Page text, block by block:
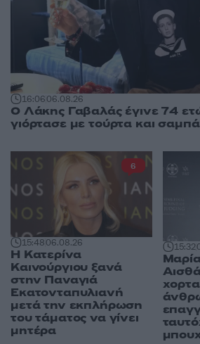
16:0606.08.26
Ο Λάκης Γαβαλάς έγινε 74
γιόρτασε με τούρτα και
15:4806.08.26
Η Κατερίνα
Καινούργιου ξανά
στην Παναγιά
Εκατονταπυλιανή
μετά την εκπλήρωση
του τάματος να γίνει
μητέρα
6
15:32